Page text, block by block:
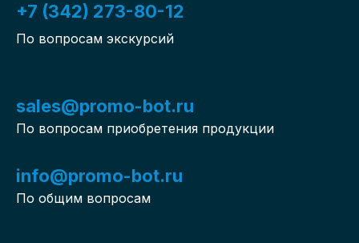
+7 (342) 273-80-12
По вопросам экскурсий
sales@promo-bot.ru
По вопросам приобретения продукции
info@promo-bot.ru
По общим вопросам